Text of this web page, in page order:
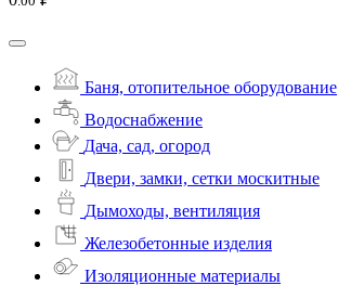
Баня, отопительное оборудование
Водоснабжение
Дача, сад, огород
Двери, замки, сетки москитные
Дымоходы, вентиляция
Железобетонные изделия
Изоляционные материалы